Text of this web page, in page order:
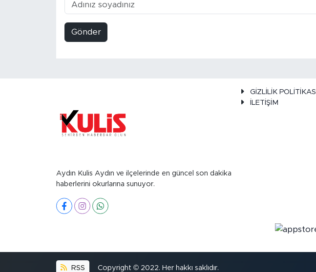
Gönder
Aydın Kulis Aydın ve ilçelerinde en güncel son dakika
haberlerini okurlarına sunuyor.
GİZLİLİK POLİTİKASI
İLETİŞİM
RSS Copyright © 2022. Her hakkı saklıdır.